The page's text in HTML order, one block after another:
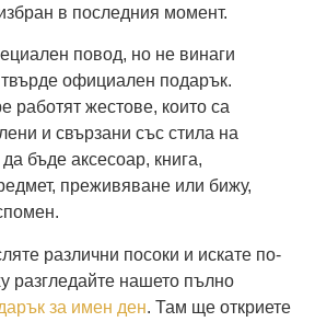
в последния момент.
повод, но не винаги
официален подарък.
работят жестове, които са
и свързани със стила на
бъде аксесоар, книга,
преживяване или бижу,
различни посоки и искате по-
разгледайте нашето пълно
за имен ден. Там ще откриете